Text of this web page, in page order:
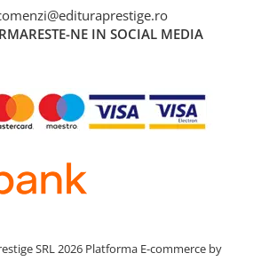
Adulti
NE IN SOCIAL MEDIA
SRL 2026 Platforma E-commerce by